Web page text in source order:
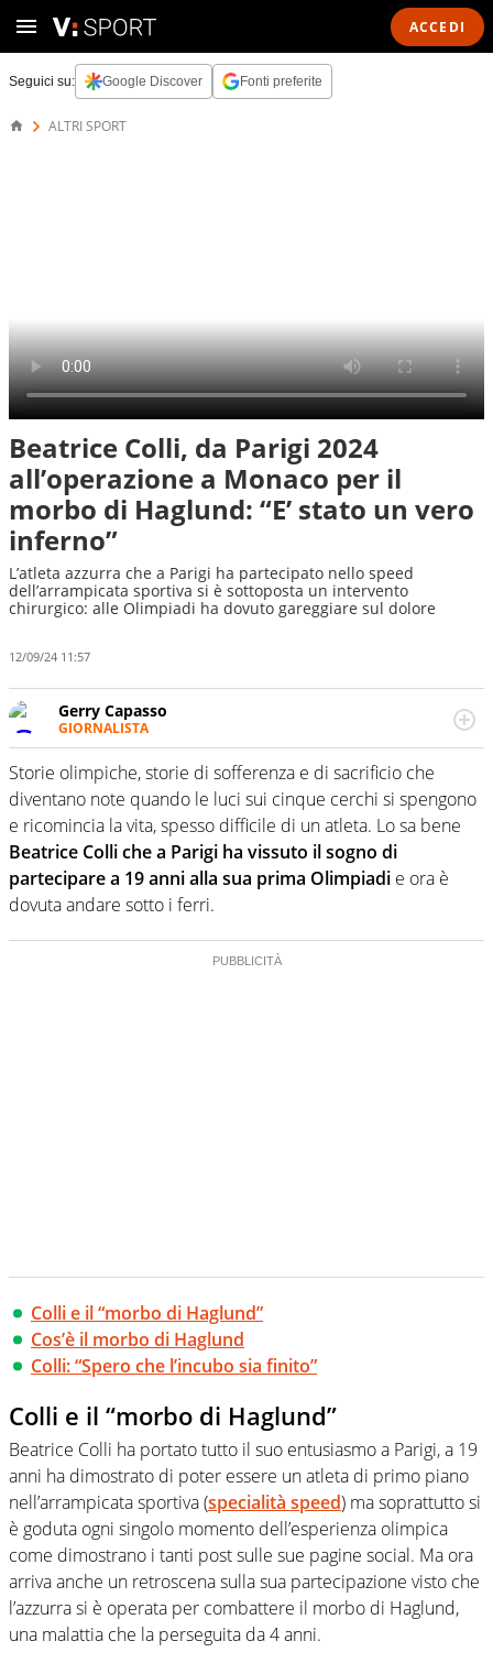
ACCEDI
Seguici su: Google Discover Fonti preferite
ALTRI SPORT
Beatrice Colli, da Parigi 2024
all’operazione a Monaco per il
morbo di Haglund: “E’ stato un vero
inferno”
L’atleta azzurra che a Parigi ha partecipato nello speed
dell’arrampicata sportiva si è sottoposta un intervento
chirurgico: alle Olimpiadi ha dovuto gareggiare sul dolore
12/09/24 11:57
Gerry Capasso
GIORNALISTA
Per lui gli sport americani non hanno segreti: basket,
football, baseball e la capacità innata di trovare la notizia
dove altri non vedono granché
Storie olimpiche, storie di sofferenza e di sacrificio che
diventano note quando le luci sui cinque cerchi si spengono
e ricomincia la vita, spesso difficile di un atleta. Lo sa bene
Beatrice Colli che a Parigi ha vissuto il sogno di
partecipare a 19 anni alla sua prima Olimpiadi e ora è
dovuta andare sotto i ferri.
Colli e il “morbo di Haglund”
Cos’è il morbo di Haglund
Colli: “Spero che l’incubo sia finito”
Colli e il “morbo di Haglund”
Beatrice Colli ha portato tutto il suo entusiasmo a Parigi, a 19
anni ha dimostrato di poter essere un atleta di primo piano
nell’arrampicata sportiva (specialità speed) ma soprattutto si
è goduta ogni singolo momento dell’esperienza olimpica
come dimostrano i tanti post sulle sue pagine social. Ma ora
arriva anche un retroscena sulla sua partecipazione visto che
l’azzurra si è operata per combattere il morbo di Haglund,
una malattia che la perseguita da 4 anni.